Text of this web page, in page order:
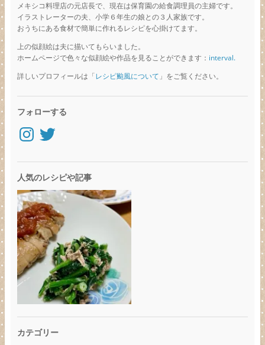
メキシコ料理店の元店長で、現在は保育園の給食調理員の主婦です。
イラストレーターの夫、小学６年生の娘との３人家族です。
おうちにある食材で簡単に作れるレシピを心掛けてます。
上の似顔絵は夫に描いてもらいました。
ホームページで色々な似顔絵や作品を見ることができます： interval.
詳しいプロフィールは「レシピ颱風について」をご覧ください。
フォローする
Instagram
Twitter
人気のレシピや記事
カテゴリー